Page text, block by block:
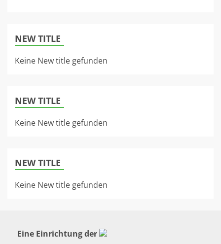
NEW TITLE
Keine New title gefunden
NEW TITLE
Keine New title gefunden
NEW TITLE
Keine New title gefunden
Eine Einrichtung der